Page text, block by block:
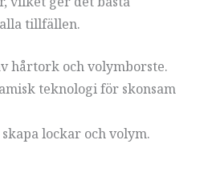
tillfällen.
hårtork och volymborste.
teknologi för skonsam
lockar och volym.